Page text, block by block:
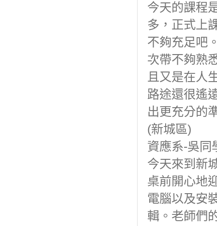
今天的課程
多，正式上
不夠充足吧
次帶不夠熟
且又是在人
路途還很遙
出更充分的
(新城區)
資應系-吳同
今天來到新
桌前開心地
電腦以及安
輯。老師們